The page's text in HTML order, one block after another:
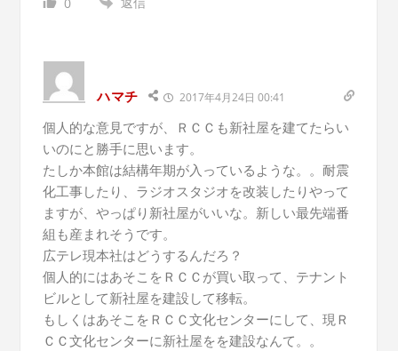
ハマチ 2017年4月24日 00:41
個人的な意見ですが、ＲＣＣも新社屋を建てたらい
いのにと勝手に思います。
たしか本館は結構年期が入っているような。。耐震
化工事したり、ラジオスタジオを改装したりやって
ますが、やっぱり新社屋がいいな。新しい最先端番
組も産まれそうです。
広テレ現本社はどうするんだろ？
個人的にはあそこをＲＣＣが買い取って、テナント
ビルとして新社屋を建設して移転。
もしくはあそこをＲＣＣ文化センターにして、現Ｒ
ＣＣ文化センターに新社屋をを建設なんて。。